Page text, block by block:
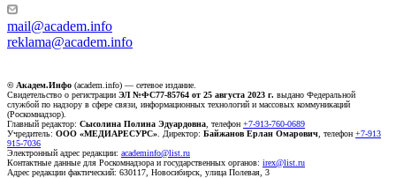
mail@academ.info
reklama@academ.info
© Академ.Инфо (academ.info) — сетевое издание.
Свидетельство о регистрации ЭЛ №ФС77-85764 от 25 августа 2023 г. выдано Федеральной
службой по надзору в сфере связи, информационных технологий и массовых коммуникаций
(Роскомнадзор).
Главный редактор: Сысолина Полина Эдуардовна , телефон +7-913-760-0689
Учредитель: ООО «МЕДИАРЕСУРС» . Директор: Байжанов Ерлан Омарович , телефон +7-913
915-7036
Электронный адрес редакции: academinfo@list.ru
Контактные данные для Роскомнадзора и государственных органов: irex@list.ru
Адрес редакции фактический: 630117, Новосибирск, улица Полевая, 3